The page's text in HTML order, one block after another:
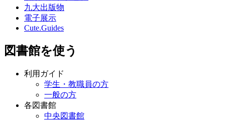
九大出版物
電子展示
Cute.Guides
図書館を使う
利用ガイド
学生・教職員の方
一般の方
各図書館
中央図書館